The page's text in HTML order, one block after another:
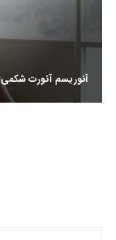
آنوریسم آئورت شکمی